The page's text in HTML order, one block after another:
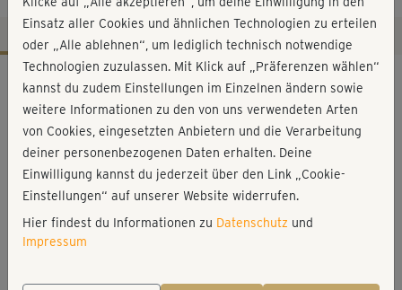
Workout-Facts
mittelschwer
28 Min
110 kcal
Tobias Ketelsen
Matte, Fitnessband
Einsatz aller Cookies und ähnlichen Technologien zu erteilen
oder „Alle ablehnen“, um lediglich technisch notwendige
Technologien zuzulassen. Mit Klick auf „Präferenzen wählen“
kannst du zudem Einstellungen im Einzelnen ändern sowie
weitere Informationen zu den von uns verwendeten Arten
von Cookies, eingesetzten Anbietern und die Verarbeitung
deiner personenbezogenen Daten erhalten. Deine
Einwilligung kannst du jederzeit über den Link „Cookie-
Einstellungen“ auf unserer Website widerrufen.
Hier findest du Informationen zu Datenschutz und
Impressum